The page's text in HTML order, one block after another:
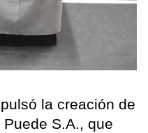
la creación de
S.A., que